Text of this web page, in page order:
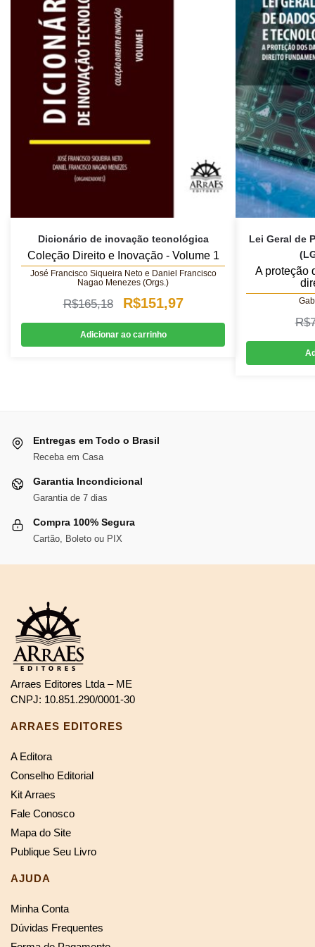
Dicionário de inovação tecnológica
Coleção Direito e Inovação - Volume 1
José Francisco Siqueira Neto e Daniel Francisco
Nagao Menezes (Orgs.)
R$165,18
O
preço
original
R$151,97O
preço
atual
Adicionar ao carrinho
Lei Geral de
A proteção
R$
Entregas em Todo o Brasil
Receba em Casa
Garantia Incondicional
Garantia de 7 dias
Compra 100% Segura
Cartão, Boleto ou PIX
Arraes Editores Ltda – ME
CNPJ: 10.851.290/0001-30
ARRAES EDITORES
A Editora
Conselho Editorial
Kit Arraes
Fale Conosco
Mapa do Site
Publique Seu Livro
AJUDA
Minha Conta
Dúvidas Frequentes